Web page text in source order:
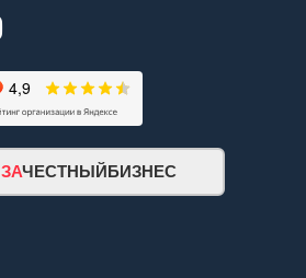
ЗАЧЕСТНЫЙБИЗНЕС